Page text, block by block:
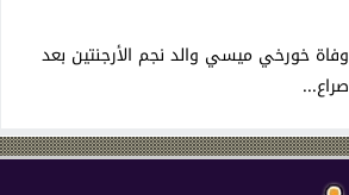
وفاة خورخي ميسي والد نجم الأرجنتين بعد
صراع...